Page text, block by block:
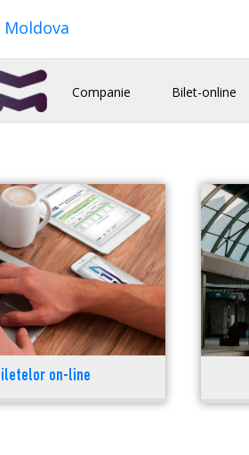
Moldova
Companie Bilet-online
on-line